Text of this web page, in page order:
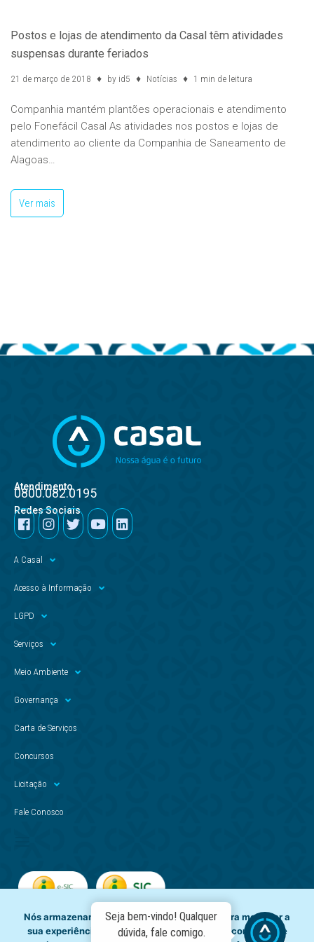
Postos e lojas de atendimento da Casal têm atividades
suspensas durante feriados
21 de março de 2018 by id5 Notícias 1 min de leitura
Companhia mantém plantões operacionais e atendimento
pelo Fonefácil Casal As atividades nos postos e lojas de
atendimento ao cliente da Companhia de Saneamento de
Alagoas…
Ver mais
Atendimento
0800.082.0195
Redes Sociais
A Casal
Acesso à Informação
LGPD
Serviços
Meio Ambiente
Governança
Carta de Serviços
Concursos
Licitação
Fale Conosco
Nós armazenamos dados temporariamente para melhorar a
sua experiência de navegação e recomendar conteúdo de
Seja bem-vindo! Qualquer
dúvida, fale comigo.